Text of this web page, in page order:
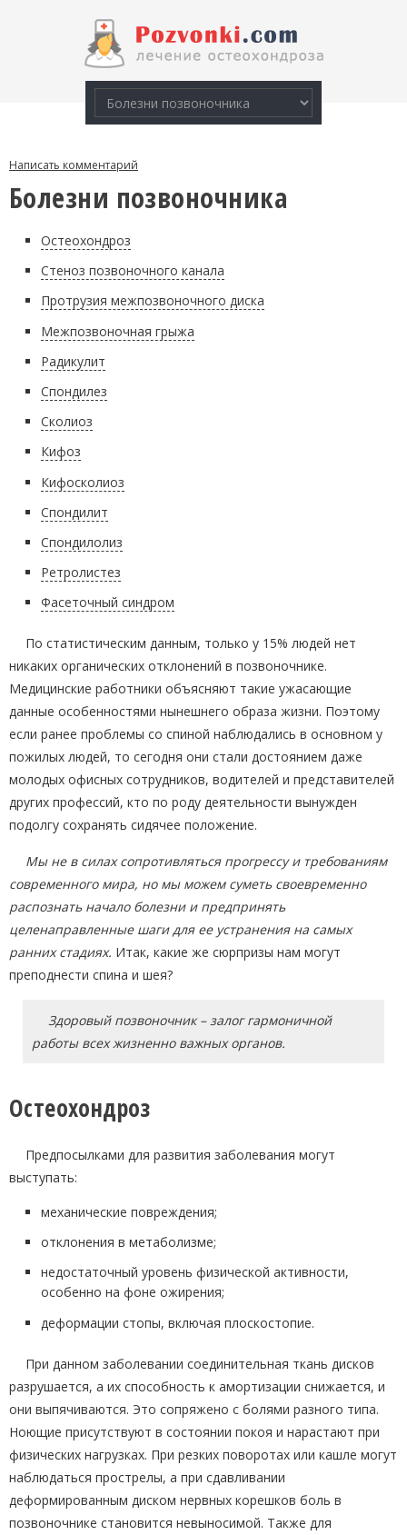
Написать комментарий
Болезни позвоночника
Остеохондроз
Стеноз позвоночного канала
Протрузия межпозвоночного диска
Межпозвоночная грыжа
Радикулит
Спондилез
Сколиоз
Кифоз
Кифосколиоз
Спондилит
Спондилолиз
Ретролистез
Фасеточный синдром
По статистическим данным, только у 15% людей нет
никаких органических отклонений в позвоночнике.
Медицинские работники объясняют такие ужасающие
данные особенностями нынешнего образа жизни. Поэтому
если ранее проблемы со спиной наблюдались в основном у
пожилых людей, то сегодня они стали достоянием даже
молодых офисных сотрудников, водителей и представителей
других профессий, кто по роду деятельности вынужден
подолгу сохранять сидячее положение.
Мы не в силах сопротивляться прогрессу и требованиям
современного мира, но мы можем суметь своевременно
распознать начало болезни и предпринять
целенаправленные шаги для ее устранения на самых
ранних стадиях. Итак, какие же сюрпризы нам могут
преподнести спина и шея?
Здоровый позвоночник – залог гармоничной
работы всех жизненно важных органов.
Остеохондроз
Предпосылками для развития заболевания могут
выступать:
механические повреждения;
отклонения в метаболизме;
недостаточный уровень физической активности,
особенно на фоне ожирения;
деформации стопы, включая плоскостопие.
При данном заболевании соединительная ткань дисков
разрушается, а их способность к амортизации снижается, и
они выпячиваются. Это сопряжено с болями разного типа.
Ноющие присутствуют в состоянии покоя и нарастают при
физических нагрузках. При резких поворотах или кашле могут
наблюдаться прострелы, а при сдавливании
деформированным диском нервных корешков боль в
позвоночнике становится невыносимой. Также для